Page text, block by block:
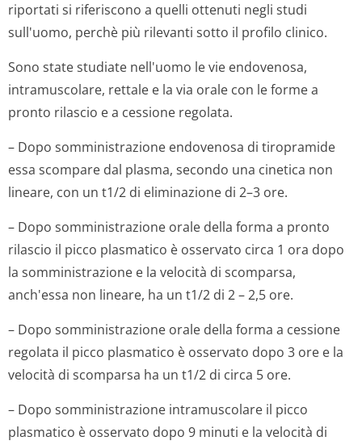
riportati si riferiscono a quelli ottenuti negli studi
sull'uomo, perchè più rilevanti sotto il profilo clinico.
Sono state studiate nell'uomo le vie endovenosa,
intramuscolare, rettale e la via orale con le forme a
pronto rilascio e a cessione regolata.
– Dopo somministrazione endovenosa di tiropramide
essa scompare dal plasma, secondo una cinetica non
lineare, con un t1/2 di eliminazione di 2–3 ore.
– Dopo somministrazione orale della forma a pronto
rilascio il picco plasmatico è osservato circa 1 ora dopo
la somministrazione e la velocità di scomparsa,
anch'essa non lineare, ha un t1/2 di 2 – 2,5 ore.
– Dopo somministrazione orale della forma a cessione
regolata il picco plasmatico è osservato dopo 3 ore e la
velocità di scomparsa ha un t1/2 di circa 5 ore.
– Dopo somministrazione intramuscolare il picco
plasmatico è osservato dopo 9 minuti e la velocità di